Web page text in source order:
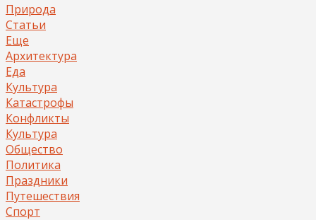
Природа
Статьи
Еще
Архитектура
Еда
Культура
Катастрофы
Конфликты
Культура
Общество
Политика
Праздники
Путешествия
Спорт